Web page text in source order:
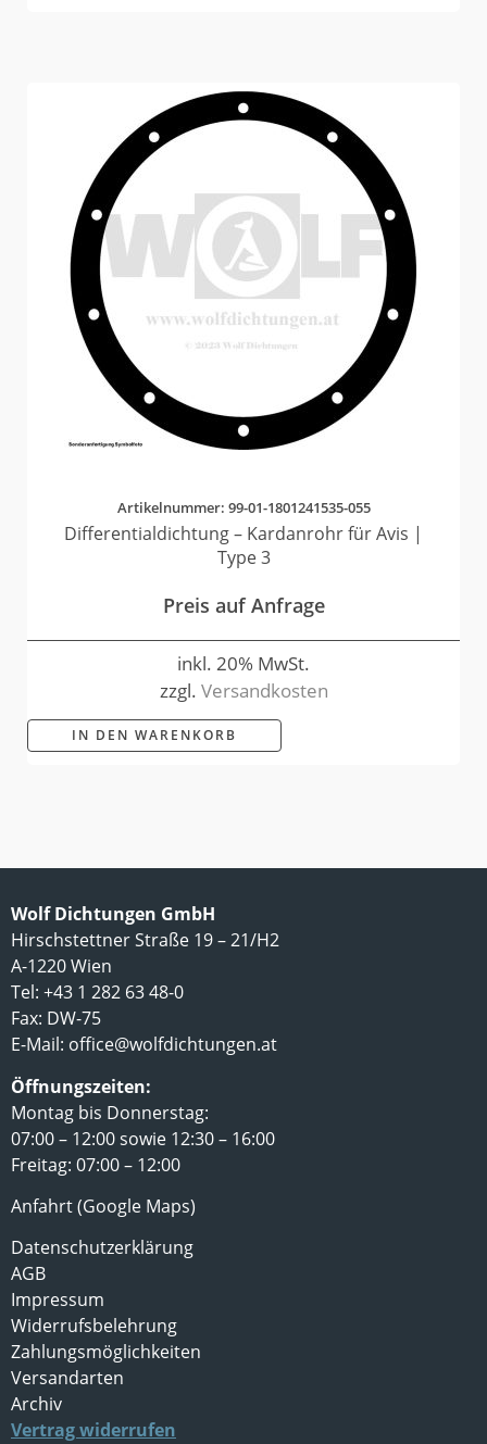
Artikelnummer: 99-01-1801241535-055
Differentialdichtung – Kardanrohr für Avis |
Type 3
Preis auf Anfrage
inkl. 20% MwSt.
zzgl. Versandkosten
IN DEN WARENKORB
Wolf Dichtungen GmbH
Hirschstettner Straße 19 – 21/H2
A-1220 Wien
Tel: +43 1 282 63 48-0
Fax: DW-75
E-Mail: office@wolfdichtungen.at
Öffnungszeiten:
Montag bis Donnerstag:
07:00 – 12:00 sowie 12:30 – 16:00
Freitag: 07:00 – 12:00
Anfahrt (Google Maps)
Datenschutzerklärung
AGB
Impressum
Widerrufsbelehrung
Zahlungsmöglichkeiten
Versandarten
Archiv
Vertrag widerrufen